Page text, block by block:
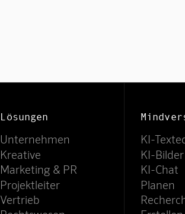
Lösungen
Unternehmen
Kreative
Marketing & PR
Projektleiter
Vertrieb
KI-
KI-Bilder
KI-Chat
Planen